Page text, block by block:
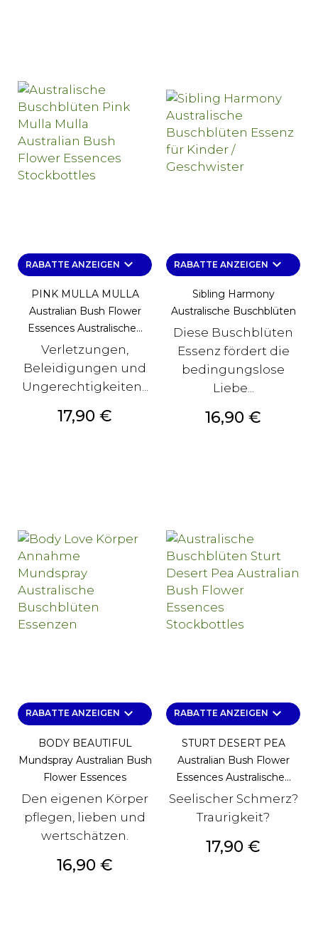
RABATTE ANZEIGEN keyboard_arrow_down
PINK MULLA MULLA
Australian Bush Flower
Essences Australische...
Verletzungen,
Beleidigungen und
Ungerechtigkeiten...
Preis
17,90 €
RABATTE ANZEIGEN keyboard_arrow_down
Sibling Harmony
Australische Buschblüten
Diese Buschblüten
Essenz fördert die
bedingungslose
Liebe...
Preis
16,90 €
RABATTE ANZEIGEN keyboard_arrow_down
BODY BEAUTIFUL
Mundspray Australian Bush
Flower Essences
Den eigenen Körper
pflegen, lieben und
wertschätzen.
Preis
16,90 €
RABATTE ANZEIGEN keyboard_arrow_down
STURT DESERT PEA
Australian Bush Flower
Essences Australische...
Seelischer Schmerz?
Traurigkeit?
Preis
17,90 €